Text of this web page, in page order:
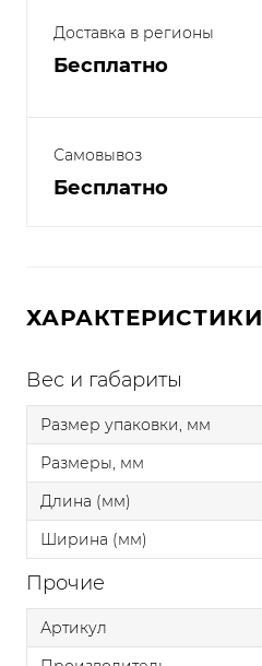
Доставка в регионы
Бесплатно
Самовывоз
Бесплатно
ХАРАКТЕРИСТИКИ
Вес и габариты
Размер упаковки, мм
Размеры, мм
Длина (мм)
Ширина (мм)
Прочие
Артикул